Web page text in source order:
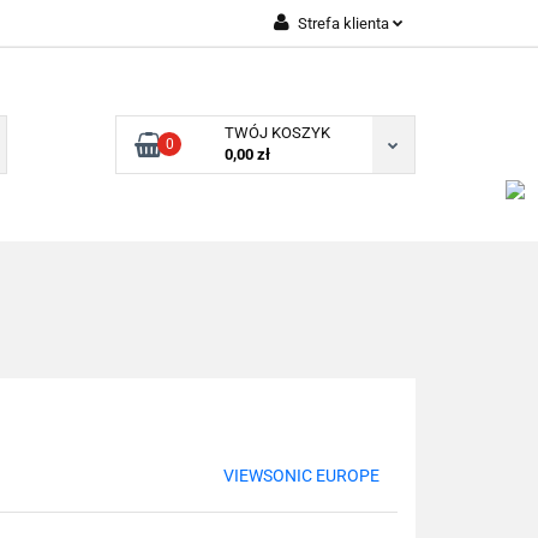
Strefa klienta
Zarejestruj się
Dodaj zgłoszenie
0
TWÓJ KOSZYK
0,00 zł
VIEWSONIC EUROPE